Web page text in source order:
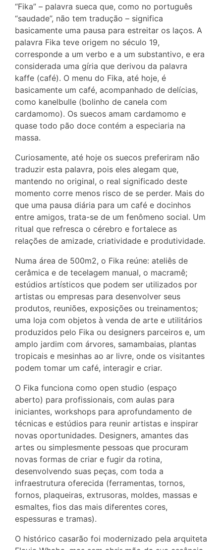
“Fika” – palavra sueca que, como no português
“saudade”, não tem tradução – significa
basicamente uma pausa para estreitar os laços. A
palavra Fika teve origem no século 19,
corresponde a um verbo e a um substantivo, e era
considerada uma gíria que derivou da palavra
kaffe (café). O menu do Fika, até hoje, é
basicamente um café, acompanhado de delícias,
como kanelbulle (bolinho de canela com
cardamomo). Os suecos amam cardamomo e
quase todo pão doce contém a especiaria na
massa.
Curiosamente, até hoje os suecos preferiram não
traduzir esta palavra, pois eles alegam que,
mantendo no original, o real significado deste
momento corre menos risco de se perder. Mais do
que uma pausa diária para um café e docinhos
entre amigos, trata-se de um fenômeno social. Um
ritual que refresca o cérebro e fortalece as
relações de amizade, criatividade e produtividade.
Numa área de 500m2, o Fika reúne: ateliês de
cerâmica e de tecelagem manual, o macramê;
estúdios artísticos que podem ser utilizados por
artistas ou empresas para desenvolver seus
produtos, reuniões, exposições ou treinamentos;
uma loja com objetos à venda de arte e utilitários
produzidos pelo Fika ou designers parceiros e, um
amplo jardim com árvores, samambaias, plantas
tropicais e mesinhas ao ar livre, onde os visitantes
podem tomar um café, interagir e criar.
O Fika funciona como open studio (espaço
aberto) para profissionais, com aulas para
iniciantes, workshops para aprofundamento de
técnicas e estúdios para reunir artistas e inspirar
novas oportunidades. Designers, amantes das
artes ou simplesmente pessoas que procuram
novas formas de criar e fugir da rotina,
desenvolvendo suas peças, com toda a
infraestrutura oferecida (ferramentas, tornos,
fornos, plaqueiras, extrusoras, moldes, massas e
esmaltes, fios das mais diferentes cores,
espessuras e tramas).
O histórico casarão foi modernizado pela arquiteta